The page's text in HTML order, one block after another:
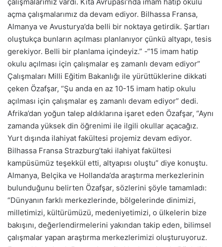
açma çalışmalarımız da devam ediyor. Bilhassa Fransa,
Almanya ve Avusturya’da belli bir noktaya getirdik. Şartları
oluştukça bunların açılması planlanıyor çünkü altyapı, tesis
gerekiyor. Belli bir planlama içindeyiz.” -“15 imam hatip
okulu açılması için çalışmalar eş zamanlı devam ediyor”
Çalışmaları Milli Eğitim Bakanlığı ile yürüttüklerine dikkati
çeken Özafşar, “Şu anda en az 10-15 imam hatip okulu
açılması için çalışmalar eş zamanlı devam ediyor” dedi.
Afrika’dan yoğun talep aldıklarına işaret eden Özafşar, “Aynı
zamanda yüksek din öğrenimi ile ilgili okullar açacağız.
Yurt dışında ilahiyat fakültesi projemiz devam ediyor.
Bilhassa Fransa Strazburg’taki ilahiyat fakültesi
kampüsümüz teşekkül etti, altyapısı oluştu” diye konuştu.
Almanya, Belçika ve Hollanda’da araştırma merkezlerinin
bulunduğunu belirten Özafşar, sözlerini şöyle tamamladı:
“Dünyanın farklı merkezlerinde, bölgelerinde dinimizi,
milletimizi, kültürümüzü, medeniyetimizi, o ülkelerin bize
bakışını, değerlendirmelerini yakından takip eden, bilimsel
çalışmalar yapan araştırma merkezlerimizi oluşturuyoruz.